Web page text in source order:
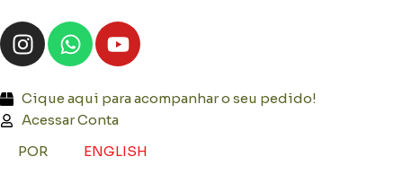
para
o
I
n
t
a
g
W
h
t
s
Y
o
t
u
b
Cique aqui para acompanhar o seu pedido!
Acessar Conta
POR
ENGLISH